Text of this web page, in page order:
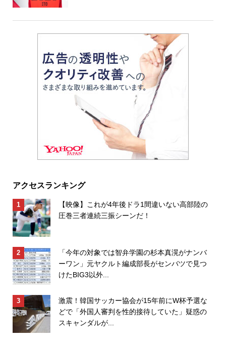
アクセスランキング
【映像】これが4年後ドラ1間違いない高部陸の
圧巻三者連続三振シーンだ！
「今年の対象では智弁学園の杉本真滉がナンバ
ーワン」元ヤクルト編成部長がセンバツで見つ
けたBIG3以外...
激震！韓国サッカー協会が15年前にW杯予選な
どで「外国人審判を性的接待していた」疑惑の
スキャンダルが...